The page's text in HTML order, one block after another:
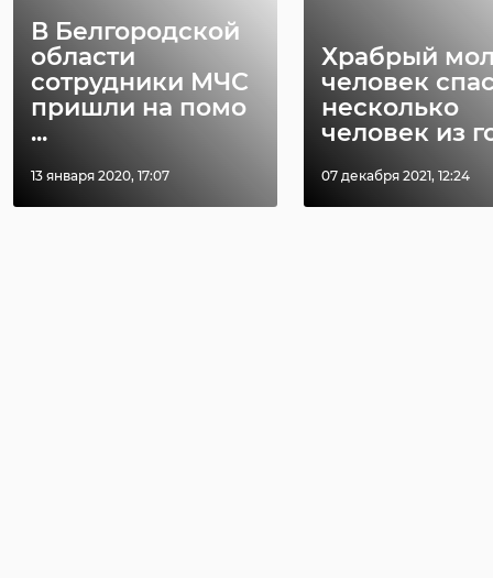
В Белгородской
области
сотрудники МЧС
пришли на помо
...
13 января 2020, 17:07
Храбрый
человек
несколько
человек из
07 декабря 2021, 12:24